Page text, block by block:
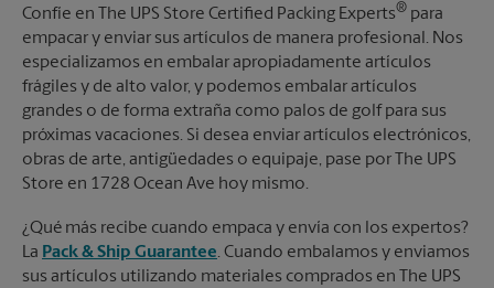
Confíe en The UPS Store Certified Packing Experts® para
empacar y enviar sus artículos de manera profesional. Nos
especializamos en embalar apropiadamente artículos
frágiles y de alto valor, y podemos embalar artículos
grandes o de forma extraña como palos de golf para sus
próximas vacaciones. Si desea enviar artículos electrónicos,
obras de arte, antigüedades o equipaje, pase por The UPS
Store en 1728 Ocean Ave hoy mismo.
¿Qué más recibe cuando empaca y envía con los expertos?
La Pack & Ship Guarantee. Cuando embalamos y enviamos
sus artículos utilizando materiales comprados en The UPS